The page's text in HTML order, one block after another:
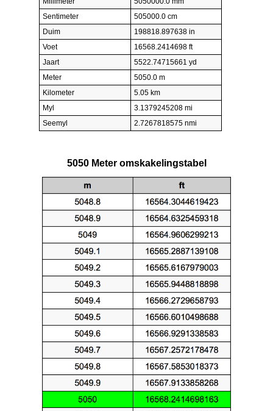
Sentimeter
505000.0 cm
Duim
198818.897638 in
Voet
16568.2414698 ft
Jaart
5522.74715661 yd
Meter
5050.0 m
Kilometer
5.05 km
Myl
3.1379245208 mi
Seemyl
2.7267818575 nmi
5050 Meter omskakelingstabel